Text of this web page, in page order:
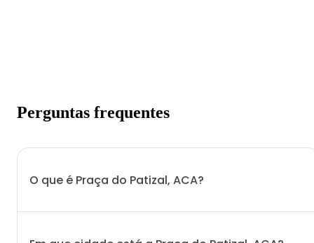
Perguntas frequentes
O que é Praça do Patizal, ACA?